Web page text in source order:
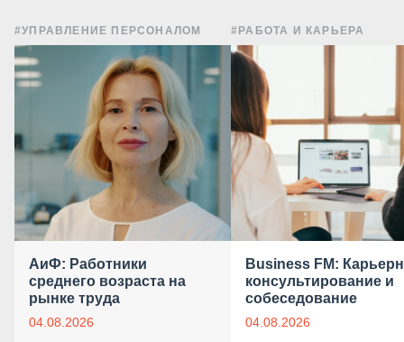
#УПРАВЛЕНИЕ ПЕРСОНАЛОМ
АиФ: Работники
среднего возраста на
рынке труда
04.08.2026
#РАБОТА И КАРЬЕРА
Business FM:
консультирование и
собеседование
04.08.2026